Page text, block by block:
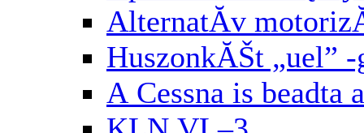
AlternatĂ­v
HuszonkĂŠt „uel”
A Cessna is beadta